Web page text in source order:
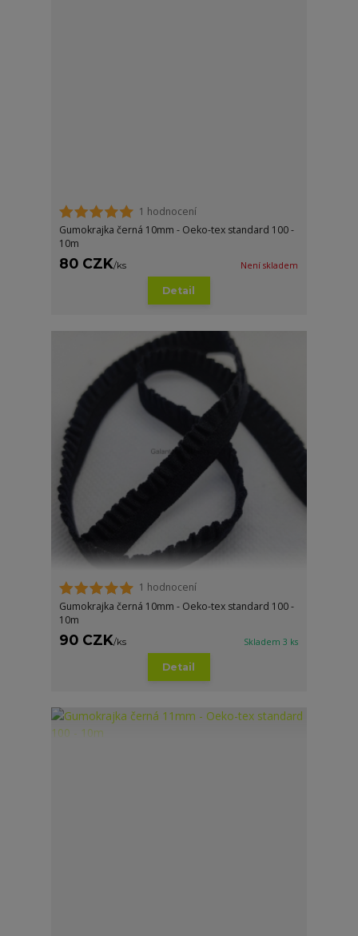
1 hodnocení
Gumokrajka černá 10mm - Oeko-tex standard 100 -
10m
80 CZK/ks Není skladem
Detail
1 hodnocení
Gumokrajka černá 10mm - Oeko-tex standard 100 -
10m
90 CZK/ks Skladem 3 ks
Detail